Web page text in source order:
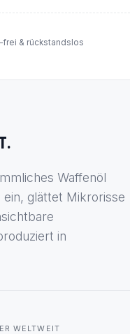
frei & rückstandslos
Waffenöl
ein, glättet Mikrorisse
in
WELTWEIT